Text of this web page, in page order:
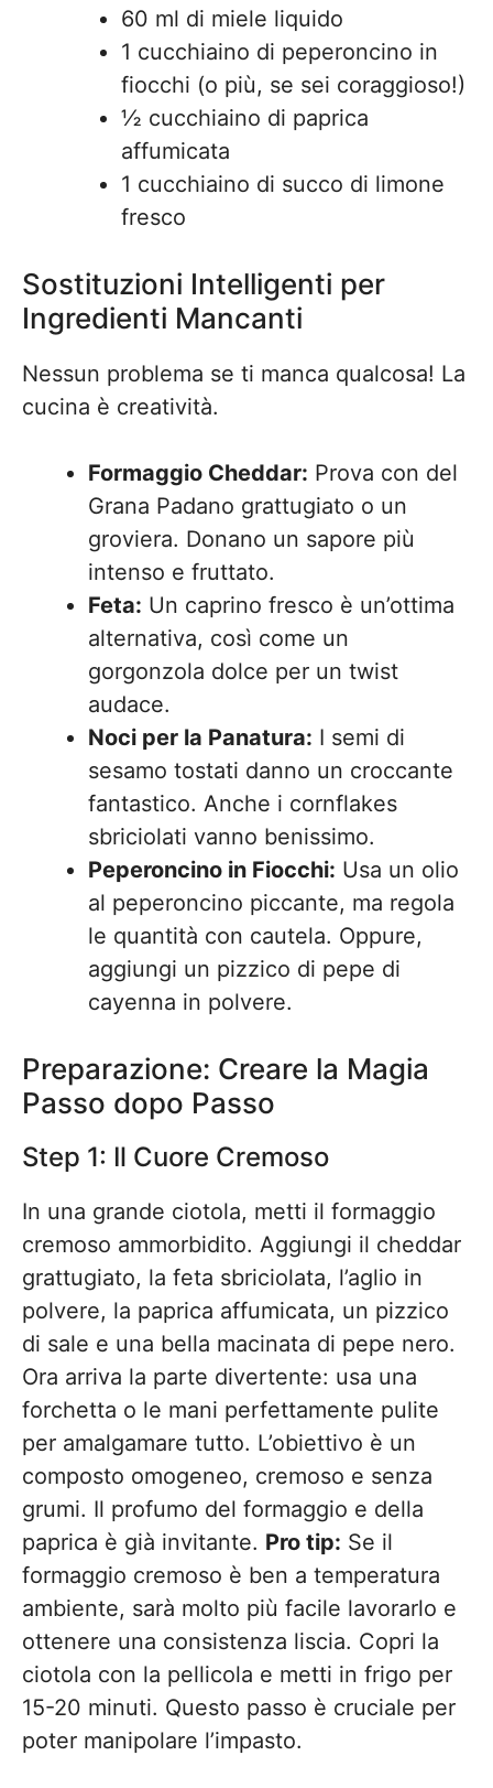
60 ml di miele liquido
1 cucchiaino di peperoncino in
fiocchi (o più, se sei coraggioso!)
½ cucchiaino di paprica
affumicata
1 cucchiaino di succo di limone
fresco
Sostituzioni Intelligenti per
Ingredienti Mancanti
Nessun problema se ti manca qualcosa! La
cucina è creatività.
Formaggio Cheddar: Prova con del
Grana Padano grattugiato o un
groviera. Donano un sapore più
intenso e fruttato.
Feta: Un caprino fresco è un’ottima
alternativa, così come un
gorgonzola dolce per un twist
audace.
Noci per la Panatura: I semi di
sesamo tostati danno un croccante
fantastico. Anche i cornflakes
sbriciolati vanno benissimo.
Peperoncino in Fiocchi: Usa un olio
al peperoncino piccante, ma regola
le quantità con cautela. Oppure,
aggiungi un pizzico di pepe di
cayenna in polvere.
Preparazione: Creare la Magia
Passo dopo Passo
Step 1: Il Cuore Cremoso
In una grande ciotola, metti il formaggio
cremoso ammorbidito. Aggiungi il cheddar
grattugiato, la feta sbriciolata, l’aglio in
polvere, la paprica affumicata, un pizzico
di sale e una bella macinata di pepe nero.
Ora arriva la parte divertente: usa una
forchetta o le mani perfettamente pulite
per amalgamare tutto. L’obiettivo è un
composto omogeneo, cremoso e senza
grumi. Il profumo del formaggio e della
paprica è già invitante. Pro tip: Se il
formaggio cremoso è ben a temperatura
ambiente, sarà molto più facile lavorarlo e
ottenere una consistenza liscia. Copri la
ciotola con la pellicola e metti in frigo per
15-20 minuti. Questo passo è cruciale per
poter manipolare l’impasto.